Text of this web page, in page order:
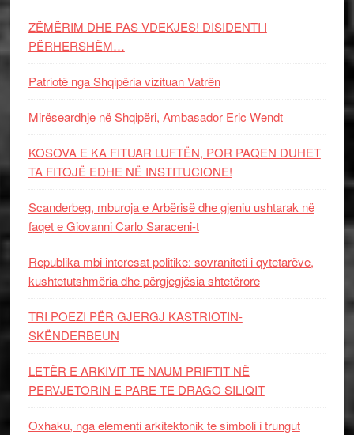
ZËMËRIM DHE PAS VDEKJES! DISIDENTI I
PËRHERSHËM…
Patriotë nga Shqipëria vizituan Vatrën
Mirëseardhje në Shqipëri, Ambasador Eric Wendt
KOSOVA E KA FITUAR LUFTËN, POR PAQEN DUHET
TA FITOJË EDHE NË INSTITUCIONE!
Scanderbeg, mburoja e Arbërisë dhe gjeniu ushtarak në
faqet e Giovanni Carlo Saraceni-t
Republika mbi interesat politike: sovraniteti i qytetarëve,
kushtetutshmëria dhe përgjegjësia shtetërore
TRI POEZI PËR GJERGJ KASTRIOTIN-
SKËNDERBEUN
LETËR E ARKIVIT TE NAUM PRIFTIT NË
PERVJETORIN E PARE TE DRAGO SILIQIT
Oxhaku, nga elementi arkitektonik te simboli i trungut